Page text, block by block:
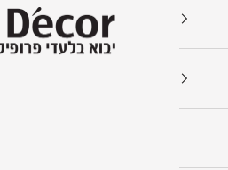
Bau Decor